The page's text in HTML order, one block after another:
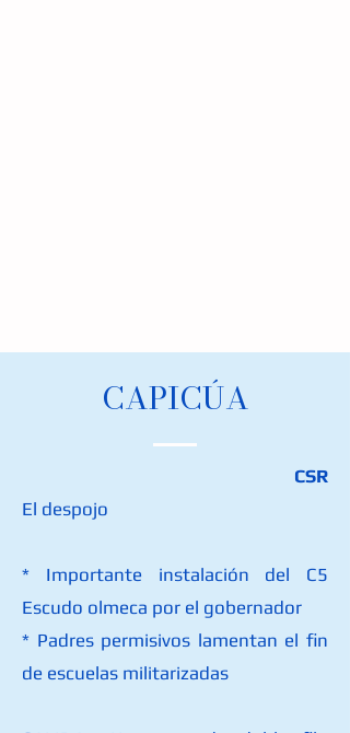
​CAPICÚA
CSR
El despojo
* Importante instalación del C5
Escudo olmeca por el gobernador
* Padres permisivos lamentan el fin
de escuelas militarizadas